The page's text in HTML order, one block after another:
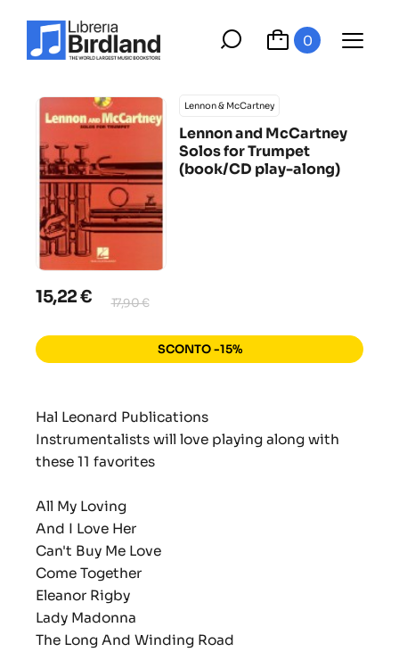
0
Lennon & McCartney
Lennon and McCartney
Solos for Trumpet
(book/CD play-along)
15,22 € 17,90 €
SCONTO -15%
Hal Leonard Publications
Instrumentalists will love playing along with
these 11 favorites
All My Loving
And I Love Her
Can't Buy Me Love
Come Together
Eleanor Rigby
Lady Madonna
The Long And Winding Road